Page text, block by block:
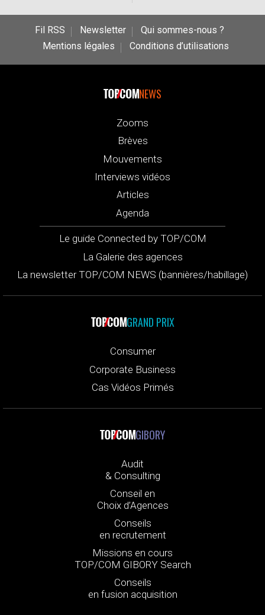
Fil RSS Newsletter
Qui sommes-nous ?
Mentions légales
Conditions d’utilisations
NEWS
Zooms
Brèves
Mouvements
Interviews vidéos
Articles
Agenda
Le guide Connected by TOP/COM
La Galerie des agences
La newsletter TOP/COM NEWS (bannières/habillage)
GRAND PRIX
Consumer
Corporate Business
Cas Vidéos Primés
GIBORY
Audit
& Consulting
Conseil en
Choix d’Agences
Conseils
en recrutement
Missions en cours
TOP/COM GIBORY Search
Conseils
en fusion acquisition